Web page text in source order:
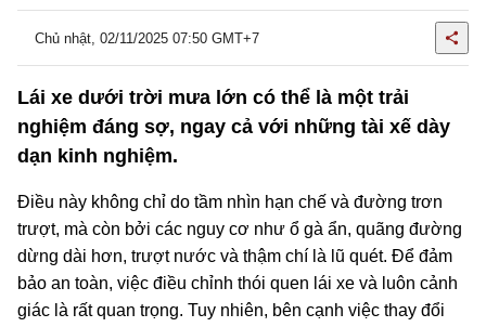
Chủ nhật, 02/11/2025 07:50 GMT+7
Lái xe dưới trời mưa lớn có thể là một trải
nghiệm đáng sợ, ngay cả với những tài xế dày
dạn kinh nghiệm.
Điều này không chỉ do tầm nhìn hạn chế và đường trơn
trượt, mà còn bởi các nguy cơ như ổ gà ẩn, quãng đường
dừng dài hơn, trượt nước và thậm chí là lũ quét. Để đảm
bảo an toàn, việc điều chỉnh thói quen lái xe và luôn cảnh
giác là rất quan trọng. Tuy nhiên, bên cạnh việc thay đổi